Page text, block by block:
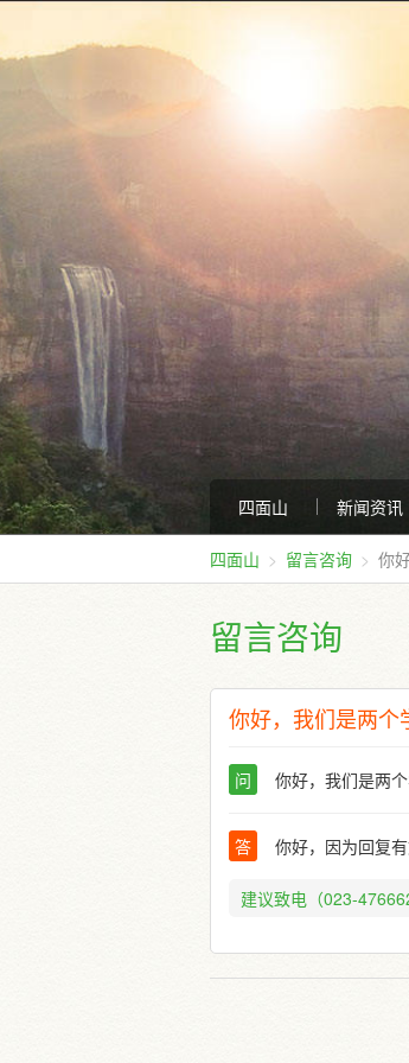
四面山 新闻资讯
四面山 留言咨询 你
留言咨询
你好，我们是两个
问 你好，我们是两
答 你好，因为回复
建议致电（023-